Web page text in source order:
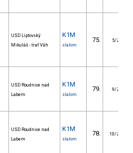
USD Liptovský
Mikuláš - trať Váh
K1M
slalom
75. 5/ZS
USD Roudnice nad
Labem
K1M
slalom
79. 9/ZS
USD Roudnice nad
Labem
K1M
slalom
78. 10/ZS